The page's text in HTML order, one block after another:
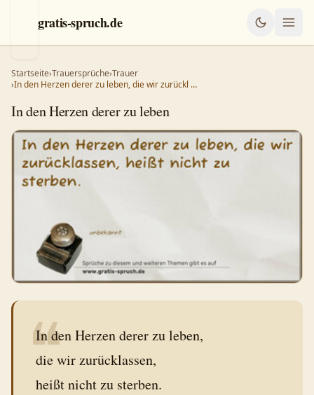
gratis-spruch.de
Startseite›Trauersprüche›Trauer
›In den Herzen derer zu leben, die wir zurückl …
In den Herzen derer zu leben
❝
In den Herzen derer zu leben,
die wir zurücklassen,
heißt nicht zu sterben.